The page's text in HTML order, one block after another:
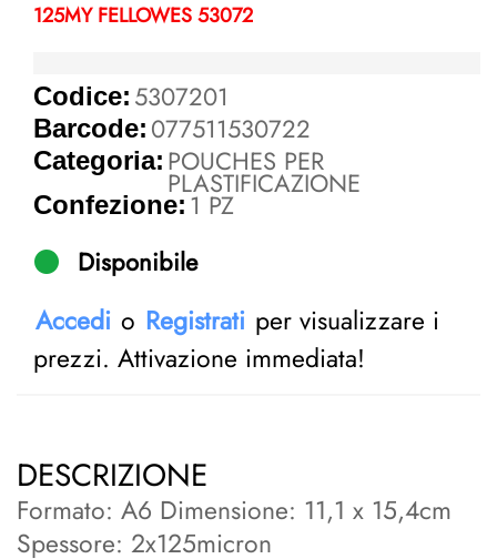
125MY FELLOWES 53072
Codice: 5307201
Barcode: 077511530722
Categoria: POUCHES PER
PLASTIFICAZIONE
Confezione: 1 PZ
Disponibile
Accedi o Registrati per visualizzare i
prezzi. Attivazione immediata!
DESCRIZIONE
Formato: A6 Dimensione: 11,1 x 15,4cm
Spessore: 2x125micron